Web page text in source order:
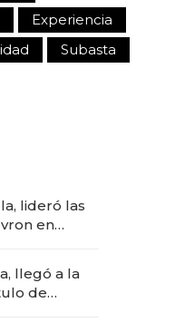
Experiencia
Subasta
lideró las
en
llegó a la
de